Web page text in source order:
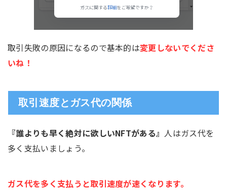
取引失敗の原因になるので基本的は変更しないでくださ
いね！
取引速度とガス代の関係
『誰よりも早く絶対に欲しいNFTがある』 人はガス代を
多く支払いましょう。
ガス代を多く支払うと取引速度が速くなります。